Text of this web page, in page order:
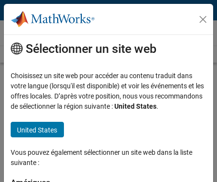
Passer au contenu
Vidéos
Videos Home Search
Play
Description
Published: 3 Jan 2012
Sélectionner un site web
Choisissez un site web pour accéder au contenu traduit dans
votre langue (lorsqu'il est disponible) et voir les événements et les
offres locales. D’après votre position, nous vous recommandons
de sélectionner la région suivante :United States.
United States
Vous pouvez également sélectionner un site web dans la liste
suivante :